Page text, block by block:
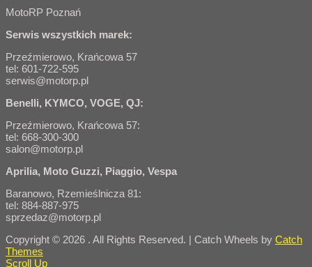
MotoRP Poznań
Serwis wszystkich marek:
Przeźmierowo, Krańcowa 57
tel: 601-722-595
serwis@motorp.pl
Benelli, KYMCO, VOGE, QJ:
Przeźmierowo, Krańcowa 57:
tel: 668-300-300
salon@motorp.pl
Aprilia, Moto Guzzi, Piaggio, Vespa
Baranowo, Rzemieślnicza 81:
tel: 884-887-975
sprzedaz@motorp.pl
Copyright © 2026 . All Rights Reserved. | Catch Wheels by Catch
Themes
Scroll Up